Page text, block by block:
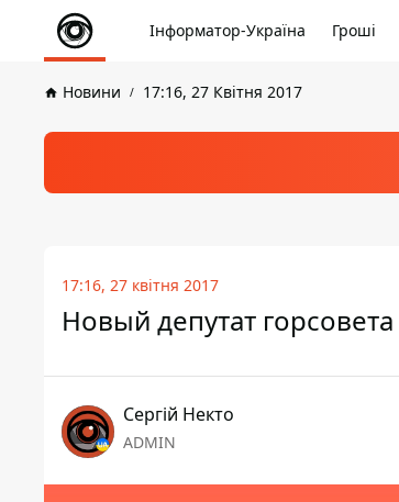
Інформатор-Україна Гроші
Новини 17:16, 27 Квітня 2017
17:16, 27 квітня 2017
Новый депутат
Сергій Некто
ADMIN